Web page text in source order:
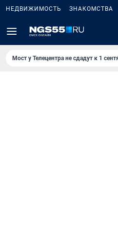
НЕДВИЖИМОСТЬ ЗНАКОМСТВА
Мост у Телецентра не сдадут к 1